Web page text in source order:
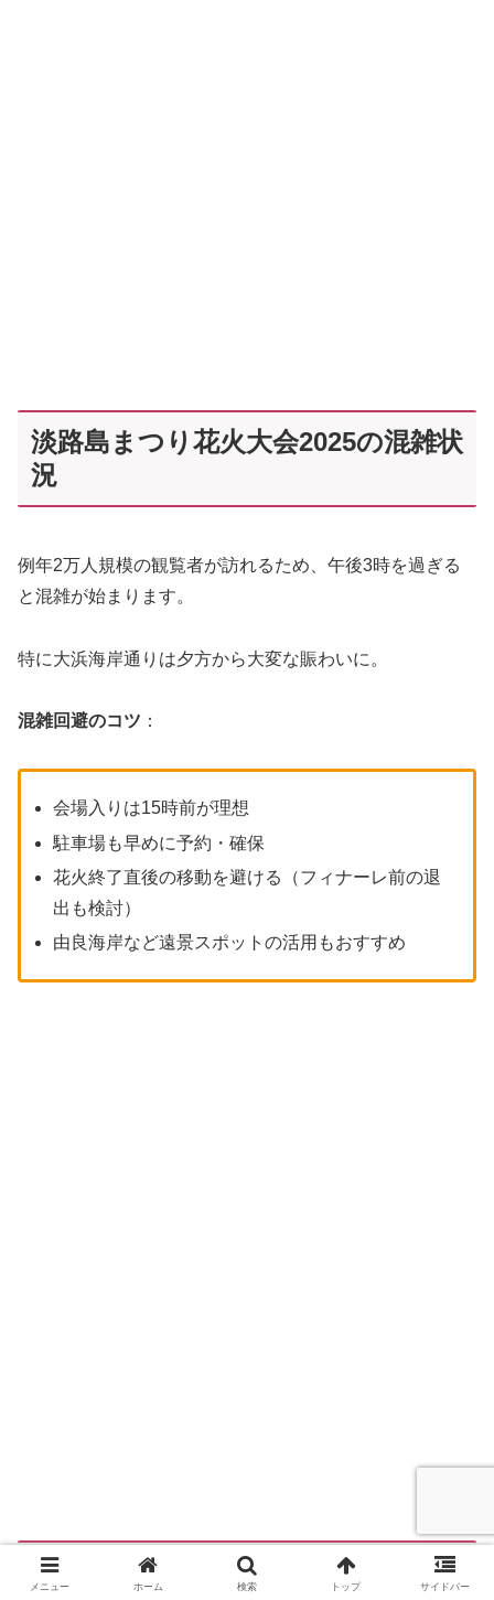
淡路島まつり花火大会2025の混雑状
況
例年2万人規模の観覧者が訪れるため、午後3時を過ぎる
と混雑が始まります。
特に大浜海岸通りは夕方から大変な賑わいに。
混雑回避のコツ ：
会場入りは15時前が理想
駐車場も早めに予約・確保
花火終了直後の移動を避ける（フィナーレ前の退
出も検討）
由良海岸など遠景スポットの活用もおすすめ
淡路島まつり花火大会以外のおすす
メニュー ホーム 検索 トップ サイドバー